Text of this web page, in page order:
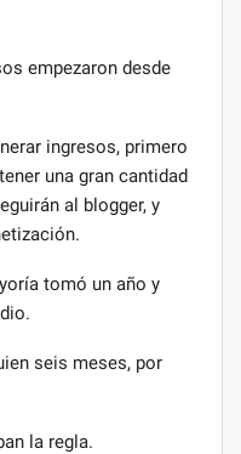
empezaron desde
ingresos, primero
una gran cantidad
al blogger, y
tomó un año y
seis meses, por
la regla.